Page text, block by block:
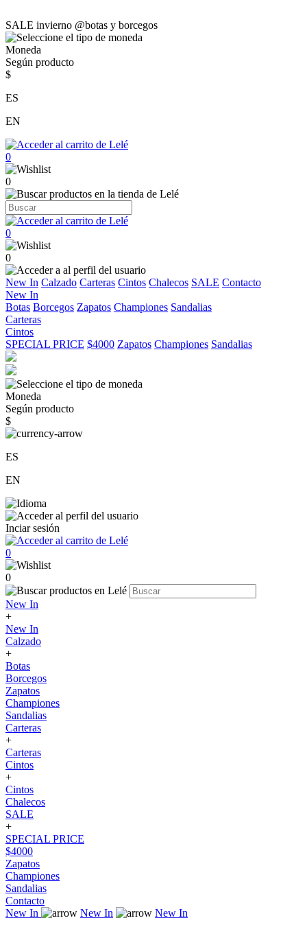
SALE invierno @botas y borcegos
Moneda
Según producto
$
ES
EN
0
0
0
0
New In Calzado Carteras Cintos Chalecos SALE Contacto
New In
Botas Borcegos Zapatos Championes Sandalias
Carteras
Cintos
SPECIAL PRICE $4000 Zapatos Championes Sandalias
Moneda
Según producto
$
ES
EN
Inciar sesión
0
0
New In
+
New In
Calzado
+
Botas
Borcegos
Zapatos
Championes
Sandalias
Carteras
+
Carteras
Cintos
+
Cintos
Chalecos
SALE
+
SPECIAL PRICE
$4000
Zapatos
Championes
Sandalias
Contacto
New In
New In New In